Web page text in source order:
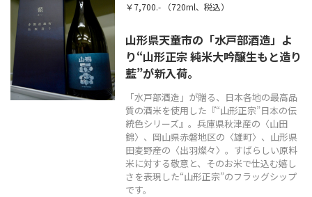
￥7,700.- （720ml、税込）
山形県天童市の「水戸部酒造」よ
り“山形正宗 純米大吟醸生もと造り
藍”が新入荷。
「水戸部酒造」が贈る、日本各地の最高品
質の酒米を使用した『“山形正宗”日本の伝
統色シリーズ』。兵庫県秋津産の〈山田
錦〉、岡山県赤磐地区の〈雄町〉、山形県
田麦野産の〈出羽燦々〉。すばらしい原料
米に対する敬意と、そのお米で仕込む嬉し
さを表現した“山形正宗”のフラッグシップ
です。
全国へ発送致します
TEL 0544-27-5102
火〜土曜日 9:30〜19:00
定休日：日曜日、月曜日